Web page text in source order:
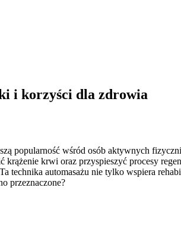
i korzyści dla zdrowia
popularność wśród osób aktywnych
krwi oraz przyspieszyć procesy
technika automasażu nie tylko wspiera
przeznaczone?